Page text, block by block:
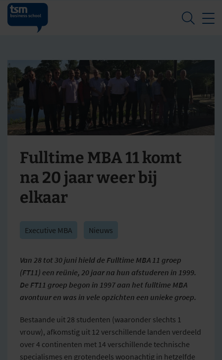
Fulltime MBA 11 komt
na 20 jaar weer bij
elkaar
Executive MBA Nieuws
Van 28 tot 30 juni hield de Fulltime MBA 11 groep
(FT11) een reünie, 20 jaar na hun afstuderen in 1999.
De FT11 groep begon in 1997 aan het fulltime MBA
avontuur en was in vele opzichten een unieke groep.
Bestaande uit 28 studenten (waaronder slechts 1
vrouw), afkomstig uit 12 verschillende landen verdeeld
over 4 continenten met 14 verschillende technische
specialismes en grotendeels woonachtig in hetzelfde